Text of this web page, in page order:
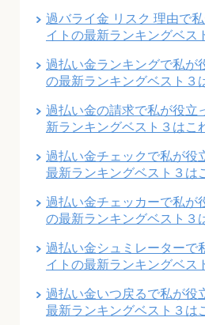
過バライ金 リスク 理由で
イトの最新ランキングベス
過払い金ランキングで私が
の最新ランキングベスト３
過払い金の請求で私が役立
新ランキングベスト３はこ
過払い金チェックで私が役
最新ランキングベスト３は
過払い金チェッカーで私が
の最新ランキングベスト３
過払い金シュミレーターで
イトの最新ランキングベス
過払い金いつ戻るで私が役
最新ランキングベスト３は